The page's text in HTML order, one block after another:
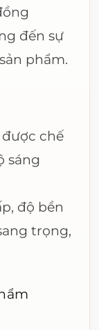
đến sự
phẩm.
được chế
sáng
độ bền
trọng,